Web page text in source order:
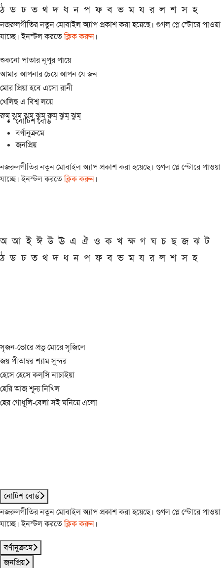
ঠ ড ঢ ত থ দ ধ ন প ফ ব ভ ম য র ল শ স হ
নজরুলগীতির নতুন মোবাইল অ্যাপ প্রকাশ করা হয়েছে। গুগল প্লে স্টোরে পাওয়া
যাচ্ছে। ইনস্টল করতেক্লিক করুন।
শুকনো পাতার নূপুর পায়ে
আমার আপনার চেয়ে আপন যে জন
মোর প্রিয়া হবে এসো রানী
খেলিছ এ বিশ্ব লয়ে
রুম্ ঝুম্ ঝুম্ ঝুম্ রুম্ ঝুম্ ঝুম্
নোটিশ বোর্ড
বর্ণানুক্রমে
জনপ্রিয়
নজরুলগীতির নতুন মোবাইল অ্যাপ প্রকাশ করা হয়েছে। গুগল প্লে স্টোরে পাওয়া
যাচ্ছে। ইনস্টল করতেক্লিক করুন।
অ আ ই ঈ উ ঊ এ ঐ ও ক খ ক্ষ গ ঘ চ ছ জ ঝ ট
ঠ ড ঢ ত থ দ ধ ন প ফ ব ভ ম য র ল শ স হ
সৃজন-ভোরে প্রভু মোরে সৃজিলে
জয় পীতাম্বর শ্যাম সুন্দর
হেসে হেসে কল্‌সি নাচাইয়া
হেরি আজ শূন্য নিখিল
হের গোধূলি-বেলা সই ঘনিয়ে এলো
নোটিশ বোর্ড
নজরুলগীতির নতুন মোবাইল অ্যাপ প্রকাশ করা হয়েছে। গুগল প্লে স্টোরে পাওয়া
যাচ্ছে। ইনস্টল করতেক্লিক করুন।
বর্ণানুক্রমে
জনপ্রিয়